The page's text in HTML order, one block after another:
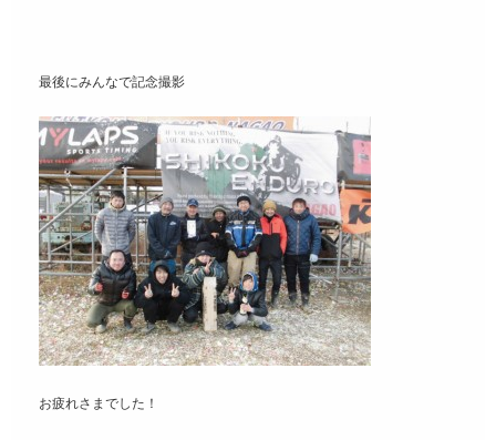
最後にみんなで記念撮影
お疲れさまでした！